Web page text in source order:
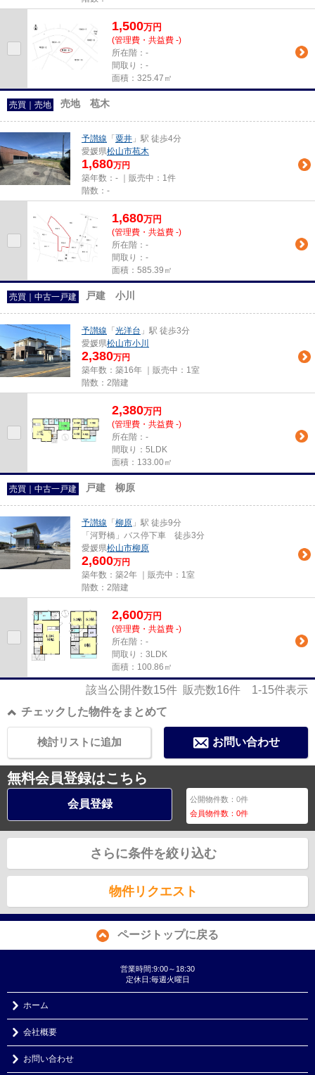
1,500万円
(管理費・共益費 -)
所在階：-
間取り：-
面積：325.47㎡
売買｜売地 売地 苞木
予讃線 「 粟井 」駅 徒歩4分
愛媛県松山市苞木
1,680万円
築年数：- ｜販売中： 1件
階数：-
1,680万円
(管理費・共益費 -)
所在階：-
間取り：-
面積：585.39㎡
売買｜中古一戸建 戸建 小川
予讃線 「 光洋台 」駅 徒歩3分
愛媛県松山市小川
2,380万円
築年数：築16年 ｜販売中： 1室
階数：2階建
2,380万円
(管理費・共益費 -)
所在階：-
間取り：5LDK
面積：133.00㎡
売買｜中古一戸建 戸建 柳原
予讃線 「 柳原 」駅 徒歩9分
「河野橋」バス停下車 徒歩3分
愛媛県松山市柳原
2,600万円
築年数：築2年 ｜販売中： 1室
階数：2階建
2,600万円
(管理費・共益費 -)
所在階：-
間取り：3LDK
面積：100.86㎡
該当公開件数15件 販売数16件 1-15件表示
チェックした物件をまとめて
お問い合わせ
検討リストに追加
無料会員登録はこちら
会員登録 公開物件数：0件
会員物件数：0件
さらに条件を絞り込む
物件リクエスト
ページトップに戻る
営業時間:9:00～18:30
定休日:毎週火曜日
ホーム
会社概要
お問い合わせ